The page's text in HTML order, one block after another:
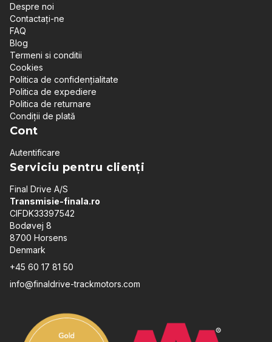
Despre noi
Contactați-ne
FAQ
Blog
Termeni si conditii
Cookies
Politica de confidențialitate
Politica de expediere
Politica de returnare
Condiții de plată
Cont
Autentificare
Serviciu pentru clienți
Final Drive A/S
Transmisie-finala.ro
CIFDK33397542
Bodøvej 8
8700 Horsens
Denmark
+45 60 17 81 50
info@finaldrive-trackmotors.com